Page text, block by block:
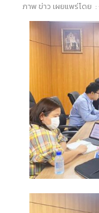
ภาพ ข่าว เผยแพร่โดย